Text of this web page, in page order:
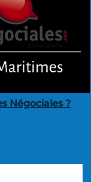
Négociales ?